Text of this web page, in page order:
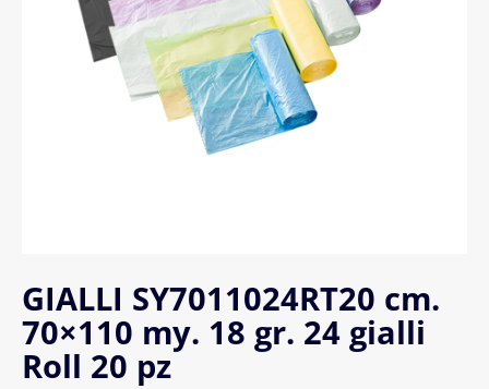
GIALLI SY7011024RT20 cm.
70×110 my. 18 gr. 24 gialli
Roll 20 pz